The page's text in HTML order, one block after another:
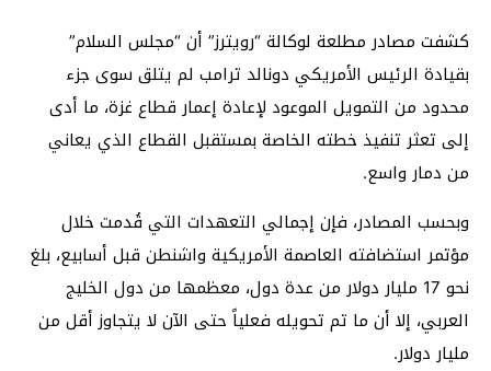
كشفت مصادر مطلعة لوكالة “رويترز” أن “مجلس السلام”
بقيادة الرئيس الأمريكي دونالد ترامب لم يتلق سوى جزء
محدود من التمويل الموعود لإعادة إعمار قطاع غزة، ما أدى
إلى تعثر تنفيذ خطته الخاصة بمستقبل القطاع الذي يعاني
من دمار واسع.
وبحسب المصادر، فإن إجمالي التعهدات التي قُدمت خلال
مؤتمر استضافته العاصمة الأمريكية واشنطن قبل أسابيع، بلغ
نحو 17 مليار دولار من عدة دول، معظمها من دول الخليج
العربي، إلا أن ما تم تحويله فعلياً حتى الآن لا يتجاوز أقل من
مليار دولار.